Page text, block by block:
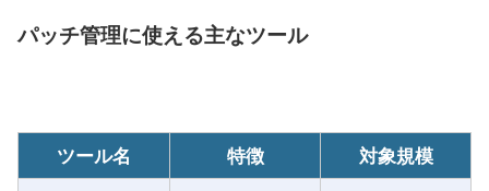
パッチ管理に使える主なツール
ツール名 特徴 対象規模